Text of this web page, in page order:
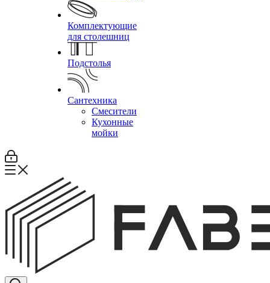
Комплектующие
для столешниц
Подстолья
Сантехника
Смесители
Кухонные
мойки